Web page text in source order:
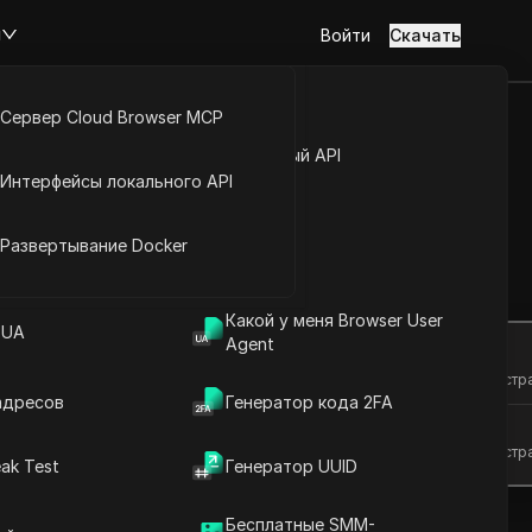
Открытый API
Какой у меня Browser User
Agent
Генератор кода 2FA
Test Генератор UUID
Бесплатные SMM-
Сервер Cloud Browser MCP
Интерфейсы локального API
Развертывание Docker
Войти Скачать
лёгкостью
Задайте вопросы об этой
Задайте вопросы об этой